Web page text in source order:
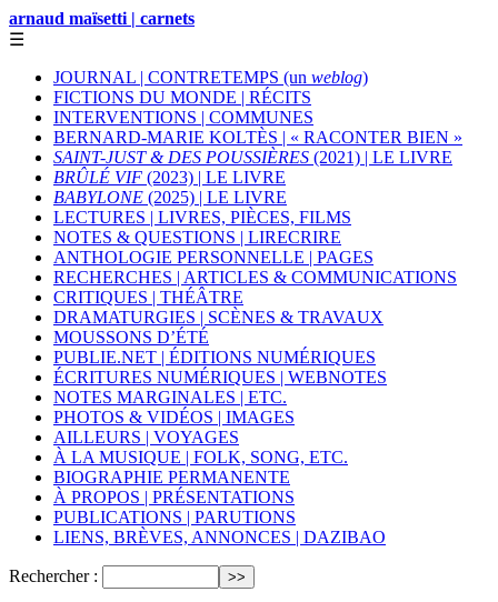
arnaud maïsetti | carnets
☰
JOURNAL | CONTRETEMPS (un weblog)
FICTIONS DU MONDE | RÉCITS
INTERVENTIONS | COMMUNES
BERNARD-MARIE KOLTÈS | « RACONTER BIEN »
SAINT-JUST & DES POUSSIÈRES (2021) | LE LIVRE
BRÛLÉ VIF (2023) | LE LIVRE
BABYLONE (2025) | LE LIVRE
LECTURES | LIVRES, PIÈCES, FILMS
NOTES & QUESTIONS | LIRECRIRE
ANTHOLOGIE PERSONNELLE | PAGES
RECHERCHES | ARTICLES & COMMUNICATIONS
CRITIQUES | THÉÂTRE
DRAMATURGIES | SCÈNES & TRAVAUX
MOUSSONS D’ÉTÉ
PUBLIE.NET | ÉDITIONS NUMÉRIQUES
ÉCRITURES NUMÉRIQUES | WEBNOTES
NOTES MARGINALES | ETC.
PHOTOS & VIDÉOS | IMAGES
AILLEURS | VOYAGES
À LA MUSIQUE | FOLK, SONG, ETC.
BIOGRAPHIE PERMANENTE
À PROPOS | PRÉSENTATIONS
PUBLICATIONS | PARUTIONS
LIENS, BRÈVES, ANNONCES | DAZIBAO
Rechercher :